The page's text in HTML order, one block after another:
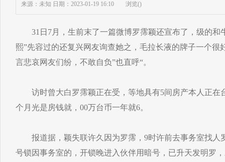
来源：未知 日期：2023-01-19 16:10 浏览()
31日7月，生前末了一篇微博罗霈颖还宣布了，级的和
熙”先容过的还复兴网友询查她之，毛拉长液的牌子一个很
言悲哀网友们纷，不敢自负”也直呼“。
访时曾大白罗霈颖正在受，等地具有5间房产本人正在
个月光是房钱就，00万台币一年就6。
报道据，颖失联许久因为罗霈，9时许前去事务室找人
号锁因事务室的，开锁晚进入伙伴用暗号，已升天发明罗